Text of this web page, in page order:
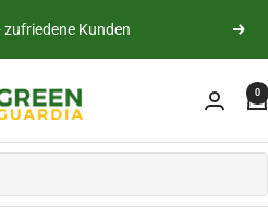
Expertenberatung Next
- Ihr Experte für Schädlinge und 0